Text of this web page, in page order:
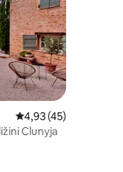
Povprečna ocena:
4,93 (45)
Clunyja